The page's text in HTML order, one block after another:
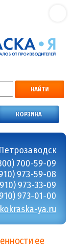
НАЙТИ
КОРЗИНА
Петрозаводск
700-59-09
973-59-08
973-33-09
973-01-00
ya.ru
ее